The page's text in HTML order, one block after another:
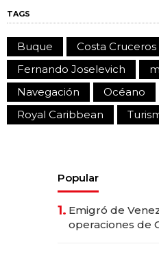
TAGS
Buque Costa Cruceros
Fernando Joselevich
Navegación
Océano
Royal Caribbean
Popular
1. Emigró de
operaciones de